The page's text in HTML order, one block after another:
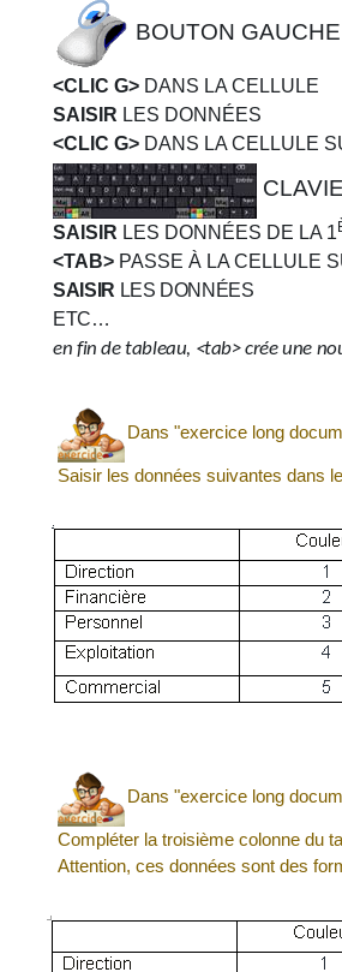
BOUTON GAUCHE
<CLIC G> DANS LA CELLULE
SAISIR LES DONNÉES
<CLIC G> DANS LA CELLULE
SAISIR LES DONNÉES DE LA 1
<TAB> PASSE À LA CELLULE
SAISIR LES DONNÉES
ETC…
en fin de tableau, <tab> crée une
Dans "exercice long
Saisir les données suivantes dans
Dans "exercice long
Compléter la troisième colonne du
Attention, ces données sont des